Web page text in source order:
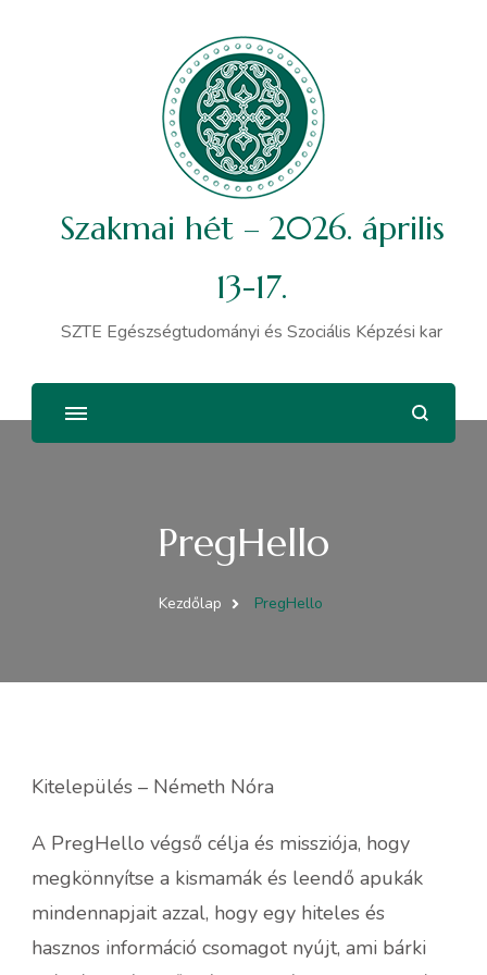
Szakmai hét – 2026. április
13-17.
SZTE Egészségtudományi és Szociális Képzési kar
PregHello
Kezdőlap PregHello
Kitelepülés – Németh Nóra
A PregHello végső célja és missziója, hogy
megkönnyítse a kismamák és leendő apukák
mindennapjait azzal, hogy egy hiteles és
hasznos információ csomagot nyújt, ami bárki